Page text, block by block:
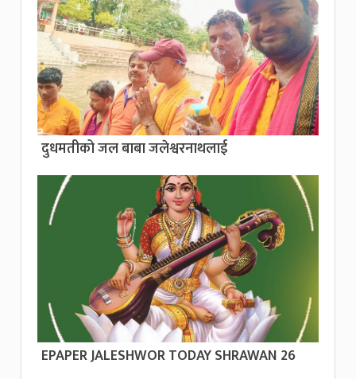
दुधमतीको जल बाबा जलेश्वरनाथलाई
EPAPER JALESHWOR TODAY SHRAWAN 26